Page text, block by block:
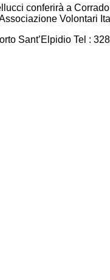
conferirà a
Volontari
Sant’Elpidio Tel :